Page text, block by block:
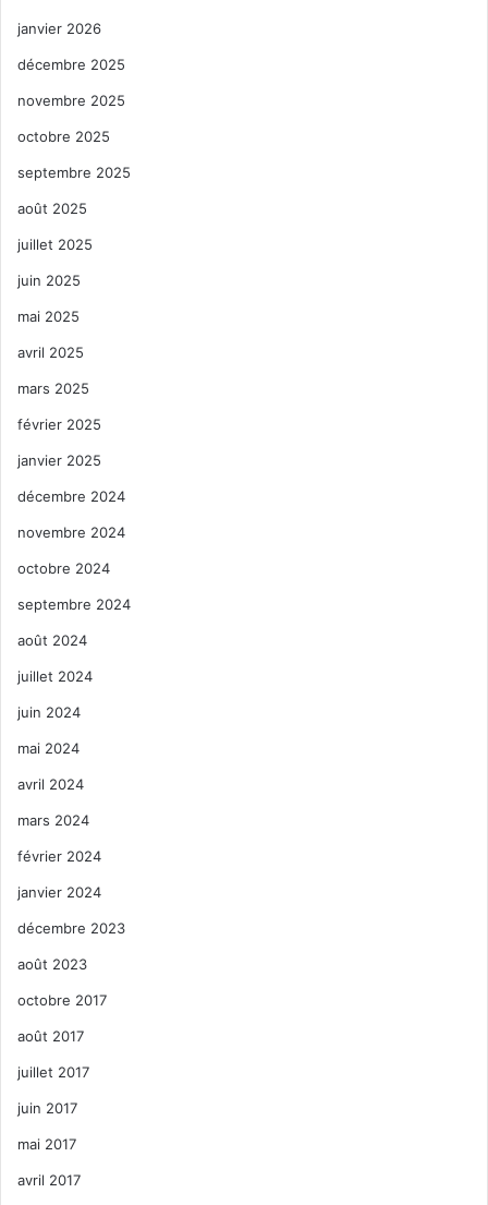
janvier 2026
décembre 2025
novembre 2025
octobre 2025
septembre 2025
août 2025
juillet 2025
juin 2025
mai 2025
avril 2025
mars 2025
février 2025
janvier 2025
décembre 2024
novembre 2024
octobre 2024
septembre 2024
août 2024
juillet 2024
juin 2024
mai 2024
avril 2024
mars 2024
février 2024
janvier 2024
décembre 2023
août 2023
octobre 2017
août 2017
juillet 2017
juin 2017
mai 2017
avril 2017